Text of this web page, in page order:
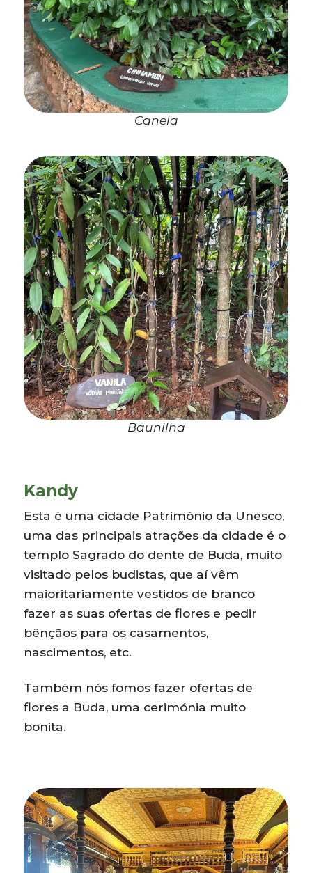
Canela
Baunilha
Kandy
Esta é uma cidade Património da Unesco,
uma das principais atrações da cidade é o
templo Sagrado do dente de Buda, muito
visitado pelos budistas, que aí vêm
maioritariamente vestidos de branco
fazer as suas ofertas de flores e pedir
bênçãos para os casamentos,
nascimentos, etc.
Também nós fomos fazer ofertas de
flores a Buda, uma cerimónia muito
bonita.